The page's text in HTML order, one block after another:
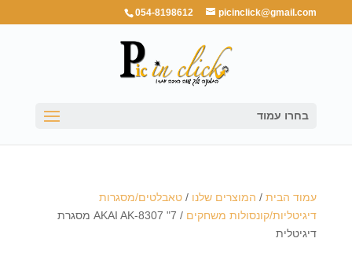
054-8198612 picinclick@gmail.com
בחרו עמוד
עמוד הבית/ המוצרים שלנו / טאבלטים/מסגרות
דיגיטליות/קונסולות משחקים
/ 7" AKAI AK-8307 מסגרת
דיגיטלית